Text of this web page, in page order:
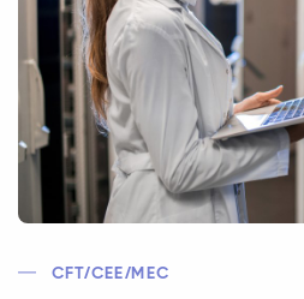
CFT/CEE/MEC